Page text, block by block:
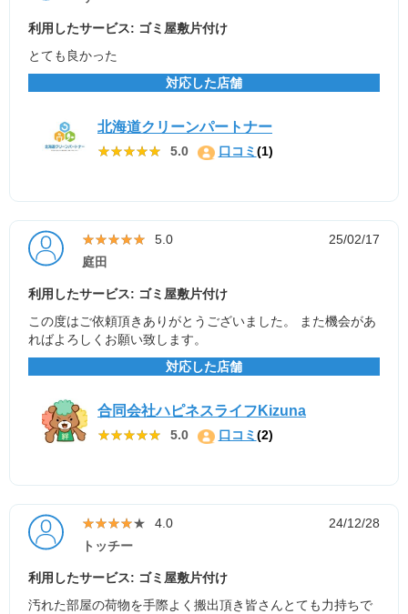
利用したサービス: ゴミ屋敷片付け
とても良かった
対応した店舗
北海道クリーンパートナー
★★★★★
★★★★★ 5.0 口コミ(1)
★★★★★
★★★★★ 5.0
25/02/17
庭田
利用したサービス: ゴミ屋敷片付け
この度はご依頼頂きありがとうございました。 また機会があ
ればよろしくお願い致します。
対応した店舗
合同会社ハピネスライフKizuna
★★★★★
★★★★★ 5.0 口コミ(2)
★★★★★
★★★★★ 4.0
24/12/28
トッチー
利用したサービス: ゴミ屋敷片付け
汚れた部屋の荷物を手際よく搬出頂き皆さんとても力持ちで